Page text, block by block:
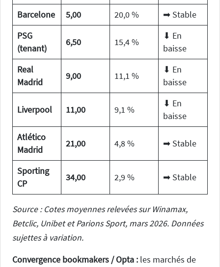
Barcelone
5,00 20,0 %
➡ Stable
PSG
(tenant)
6,50 15,4 %
⬇ En
baisse
Real
Madrid
9,00 11,1 %
⬇ En
baisse
Liverpool 11,00 9,1 %
⬇ En
baisse
Atlético
Madrid
21,00 4,8 % ➡ Stable
Sporting
CP
34,00 2,9 % ➡ Stable
Source : Cotes moyennes relevées sur Winamax,
Betclic, Unibet et Parions Sport, mars 2026. Données
sujettes à variation.
Convergence bookmakers / Opta : les marchés de